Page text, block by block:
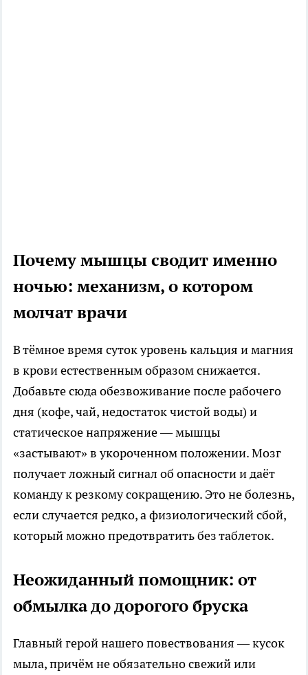
Почему мышцы сводит именно
ночью: механизм, о котором
молчат врачи
В тёмное время суток уровень кальция и магния
в крови естественным образом снижается.
Добавьте сюда обезвоживание после рабочего
дня (кофе, чай, недостаток чистой воды) и
статическое напряжение — мышцы
«застывают» в укороченном положении. Мозг
получает ложный сигнал об опасности и даёт
команду к резкому сокращению. Это не болезнь,
если случается редко, а физиологический сбой,
который можно предотвратить без таблеток.
Неожиданный помощник: от
обмылка до дорогого бруска
Главный герой нашего повествования — кусок
мыла, причём не обязательно свежий или